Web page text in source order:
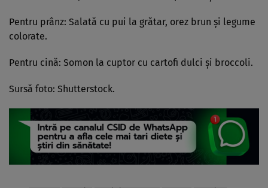
Pentru prânz: Salată cu pui la grătar, orez brun și legume
colorate.
Pentru cină: Somon la cuptor cu cartofi dulci și broccoli.
Sursă foto: Shutterstock.